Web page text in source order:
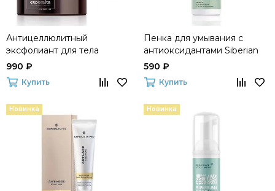
Антицеллюлитный
эксфолиант для тела
Experalta The Body Lab
990 ₽
Купить
Пенка для умывания c
антиоксидантами Siberian
Code
590 ₽
Купить
Новинка Новинка